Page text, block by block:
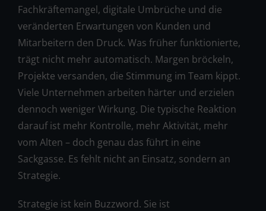
Fachkräftemangel, digitale Umbrüche und die
veränderten Erwartungen von Kunden und
Mitarbeitern den Druck. Was früher funktionierte,
trägt nicht mehr automatisch. Margen bröckeln,
Projekte versanden, die Stimmung im Team kippt.
Viele Unternehmen arbeiten härter und erzielen
dennoch weniger Wirkung. Die typische Reaktion
darauf ist mehr Kontrolle, mehr Aktivität, mehr
vom Alten – doch genau das führt in eine
Sackgasse. Es fehlt nicht an Einsatz, sondern an
Strategie.
Strategie ist kein Buzzword. Sie ist